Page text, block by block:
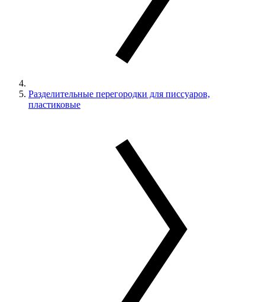
Разделительные перегородки для писсуаров,
пластиковые